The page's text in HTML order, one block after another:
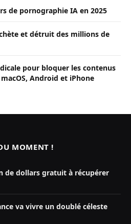
de pornographie IA en 2025
et détruit des millions de
pour bloquer les contenus
Android et iPhone
MOMENT !
de dollars gratuit à récupérer
va vivre un doublé céleste